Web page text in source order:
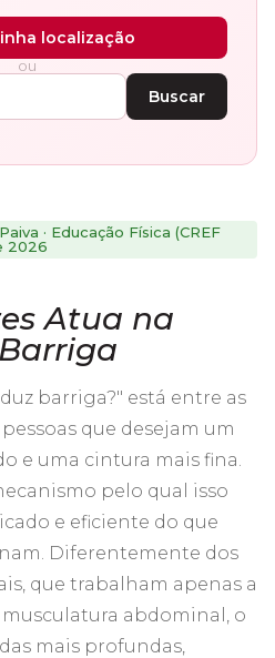
localização
ou
Buscar
· Educação Física (CREF
2026
Atua na
barriga?" está entre as
que desejam um
e uma cintura mais fina.
pelo qual isso
e eficiente do que
Diferentemente dos
que trabalham apenas a
abdominal, o
mais profundas,